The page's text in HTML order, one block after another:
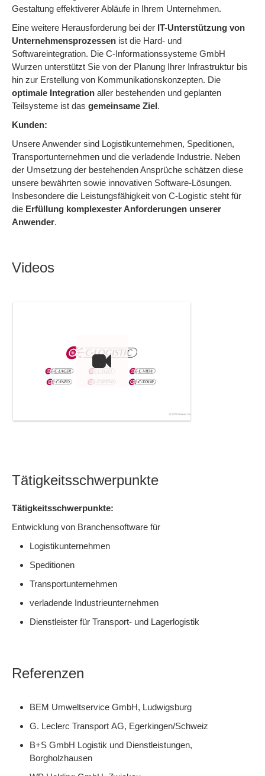
Gestaltung effektiverer Abläufe in Ihrem Unternehmen.
Eine weitere Herausforderung bei der IT-Unterstützung von
Unternehmensprozessen ist die Hard- und
Softwareintegration. Die C-Informationssysteme GmbH
Wurzen unterstützt Sie von der Planung Ihrer Infrastruktur bis
hin zur Erstellung von Kommunikationskonzepten. Die
optimale Integration aller bestehenden und geplanten
Teilsysteme ist das gemeinsame Ziel.
Kunden:
Unsere Anwender sind Logistikunternehmen, Speditionen,
Transportunternehmen und die verladende Industrie. Neben
der Umsetzung der bestehenden Ansprüche schätzen diese
unsere bewährten sowie innovativen Software-Lösungen.
Insbesondere die Leistungsfähigkeit von C-Logistic steht für
die Erfüllung komplexester Anforderungen unserer
Anwender.
Videos
Tätigkeitsschwerpunkte
Tätigkeitsschwerpunkte:
Entwicklung von Branchensoftware für
Logistikunternehmen
Speditionen
Transportunternehmen
verladende Industrieunternehmen
Dienstleister für Transport- und Lagerlogistik
Referenzen
BEM Umweltservice GmbH, Ludwigsburg
G. Leclerc Transport AG, Egerkingen/Schweiz
B+S GmbH Logistik und Dienstleistungen,
Borgholzhausen